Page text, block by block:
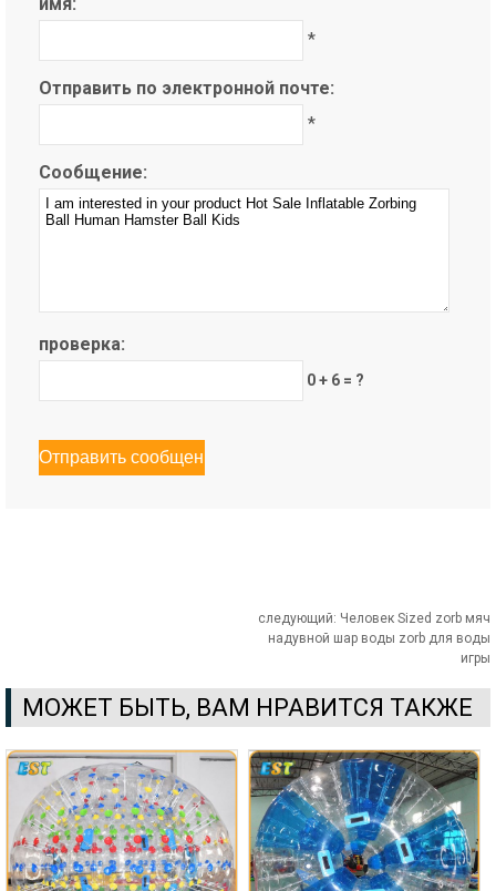
имя:
*
Отправить по электронной почте:
*
Сообщение:
проверка:
0 + 6 = ?
следующий: Человек Sized zorb мяч
надувной шар воды zorb для воды
игры
МОЖЕТ БЫТЬ, ВАМ НРАВИТСЯ ТАКЖЕ